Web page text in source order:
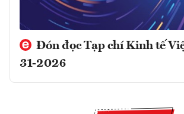
Đón đọc Tạp chí Kinh tế
31-2026